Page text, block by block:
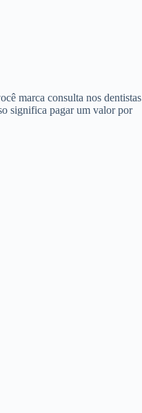
marca consulta nos dentistas
significa pagar um valor por